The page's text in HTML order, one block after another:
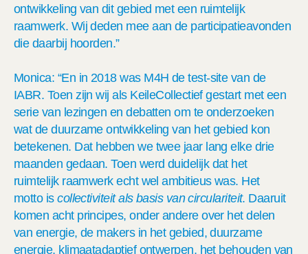
ontwikkeling van dit gebied met een ruimtelijk
raamwerk. Wij deden mee aan de participatieavonden
die daarbij hoorden.”
Monica: “En in 2018 was M4H de test-site van de
IABR. Toen zijn wij als KeileCollectief gestart met een
serie van lezingen en debatten om te onderzoeken
wat de duurzame ontwikkeling van het gebied kon
betekenen. Dat hebben we twee jaar lang elke drie
maanden gedaan. Toen werd duidelijk dat het
ruimtelijk raamwerk echt wel ambitieus was. Het
motto iscollectiviteit als basis van circulariteit. Daaruit
komen acht principes, onder andere over het delen
van energie, de makers in het gebied, duurzame
energie, klimaatadaptief ontwerpen, het behouden van